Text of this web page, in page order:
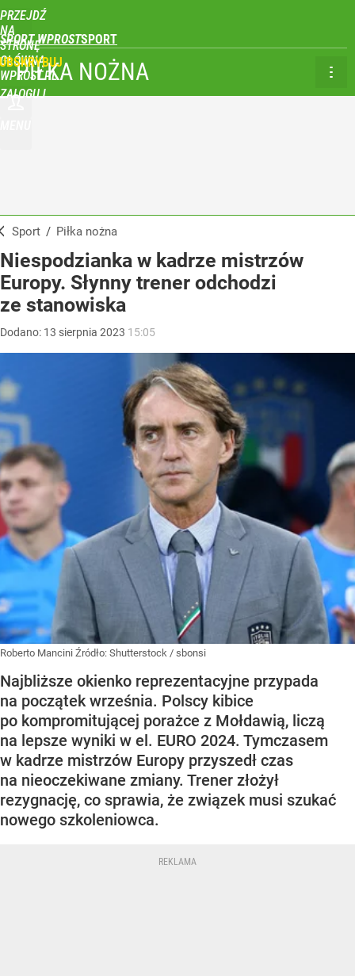
PRZEJDŹ
NA
STRONĘ
GŁÓWNĄ
WPROST.PL
SPORT WPROST
ZALOGUJ
PIŁKA NOŻNA
Sport / Piłka nożna
Niespodzianka w kadrze mistrzów
Europy. Słynny trener odchodzi
ze stanowiska
Dodano: 13 sierpnia 2023 15:05
Roberto Mancini Źródło: Shutterstock / sbonsi
Najbliższe okienko reprezentacyjne przypada
na początek września. Polscy kibice
po kompromitującej porażce z Mołdawią, liczą
na lepsze wyniki w el. EURO 2024. Tymczasem
w kadrze mistrzów Europy przyszedł czas
na nieoczekiwane zmiany. Trener złożył
rezygnację, co sprawia, że związek musi szukać
nowego szkoleniowca.